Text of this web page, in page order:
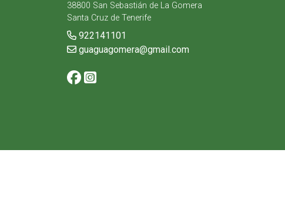
38800 San Sebastián de La Gomera
Santa Cruz de Tenerife
922141101
guaguagomera@gmail.com